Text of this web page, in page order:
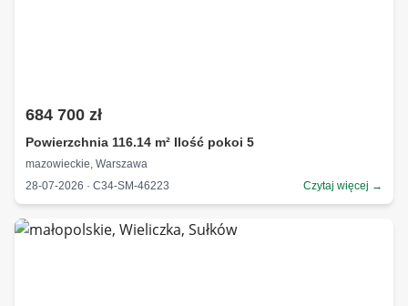
684 700 zł
Powierzchnia 116.14 m² Ilość pokoi 5
mazowieckie, Warszawa
28-07-2026 · C34-SM-46223
Czytaj więcej →